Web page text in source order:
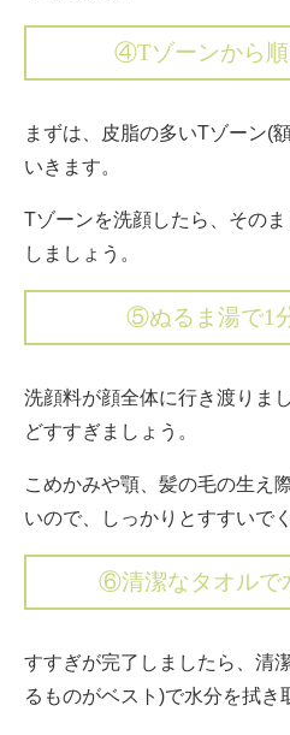
④Tゾーンから
まずは、皮脂の多いTゾーン(
いきます。
Tゾーンを洗顔したら、その
しましょう。
⑤ぬるま湯で1
洗顔料が顔全体に行き渡りま
どすすぎましょう。
こめかみや顎、髪の毛の生え
いので、しっかりとすすいで
⑥清潔なタオルで
すすぎが完了しましたら、清
るものがベスト)で水分を拭き